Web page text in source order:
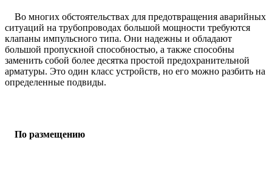
Во многих обстоятельствах для предотвращения аварийных
ситуаций на трубопроводах большой мощности требуются
клапаны импульсного типа. Они надежны и обладают
большой пропускной способностью, а также способны
заменить собой более десятка простой предохранительной
арматуры. Это один класс устройств, но его можно разбить на
определенные подвиды.
По размещению